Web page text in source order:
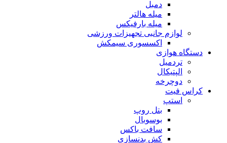
دمبل
میله هالتر
میله بارفیکس
لوازم جانبی تجهیزات ورزشی
اکسسوری سیمکش
دستگاه هوازی
تردمیل
الپتیکال
دوچرخه
کراس فیت
استپ
بتل روپ
بوسوبال
سافت باکس
کش بدنسازی